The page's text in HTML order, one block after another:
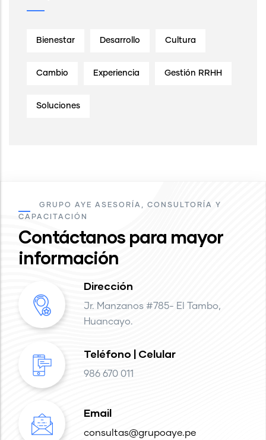
Bienestar Desarrollo Cultura
Cambio Experiencia Gestión RRHH
Soluciones
GRUPO AYE ASESORÍA, CONSULTORÍA Y
CAPACITACIÓN
Contáctanos para mayor
información
Dirección
Jr. Manzanos #785- El Tambo,
Huancayo.
Teléfono | Celular
986 670 011
Email
consultas@grupoaye.pe